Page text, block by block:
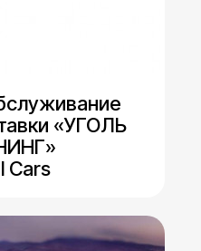
«УГОЛЬ
Cars